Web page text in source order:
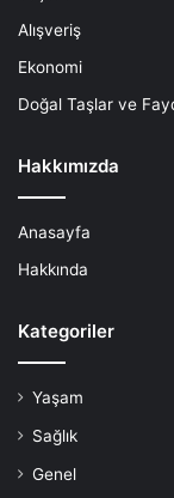
Alışveriş
Ekonomi
Doğal Taşlar ve
Hakkımızda
Anasayfa
Hakkında
Kategoriler
Yaşam
Sağlık
Genel